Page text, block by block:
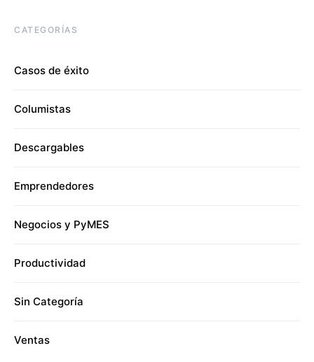
CATEGORÍAS
Casos de éxito
Columistas
Descargables
Emprendedores
Negocios y PyMES
Productividad
Sin Categoría
Ventas